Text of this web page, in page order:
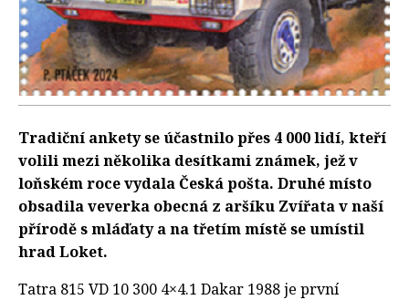
Tradiční ankety se účastnilo přes 4 000 lidí, kteří
volili mezi několika desítkami známek, jež v
loňském roce vydala Česká pošta. Druhé místo
obsadila veverka obecná z aršíku Zvířata v naší
přírodě s mláďaty a na třetím místě se umístil
hrad Loket.
Tatra 815 VD 10 300 4×4.1 Dakar 1988 je první